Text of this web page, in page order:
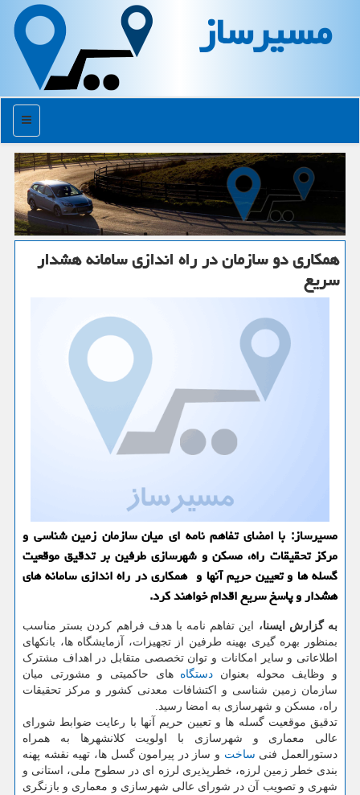
مسیرساز
منو
همكاری دو سازمان در راه اندازی سامانه هشدار
سریع
مسیرساز: با امضای تفاهم نامه ای میان سازمان زمین شناسی و
مركز تحقیقات راه، مسكن و شهرسازی طرفین بر تدقیق موقعیت
گسله ها و تعیین حریم آنها و همكاری در راه اندازی سامانه های
هشدار و پاسخ سریع اقدام خواهند كرد.
به گزارش ایسنا، این تفاهم نامه با هدف فراهم کردن بستر مناسب
بمنظور بهره گیری بهینه طرفین از تجهیزات، آزمایشگاه ها، بانکهای
اطلاعاتی و سایر امکانات و توان تخصصی متقابل در اهداف مشترک
و وظایف محوله بعنوان دستگاه های حاکمیتی و مشورتی میان
سازمان زمین شناسی و اکتشافات معدنی کشور و مرکز تحقیقات
راه، مسکن و شهرسازی به امضا رسید.
تدقیق موقعیت گسله ها و تعیین حریم آنها با رعایت ضوابط شورای
عالی معماری و شهرسازی با اولویت کلانشهرها به همراه
دستورالعمل فنی ساخت و ساز در پیرامون گسل ها، تهیه نقشه پهنه
بندی خطر زمین لرزه، خطرپذیری لرزه ای در سطوح ملی، استانی و
شهری و تصویب آن در شورای عالی شهرسازی و معماری و بازنگری